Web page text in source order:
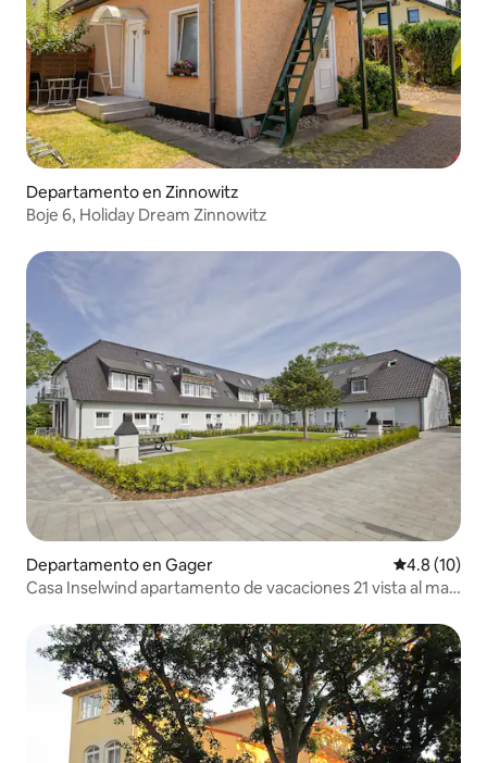
Departamento en Zinnowitz
Boje 6, Holiday Dream Zinnowitz
Departamento en Gager Calificación
4.8 (10)
Casa Inselwind apartamento de vacaciones 21 vista al mar: